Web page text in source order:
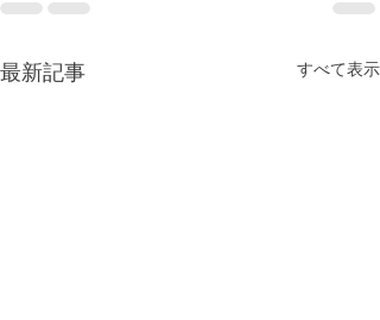
最新記事 すべて表示